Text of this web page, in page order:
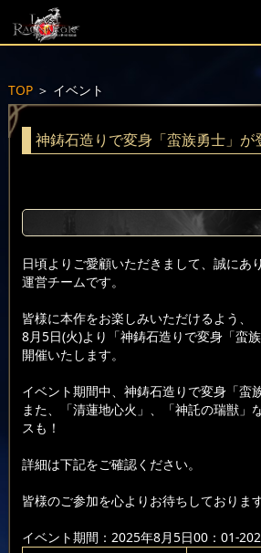
TOP＞ イベント
神鋳石造りで変身「蛮族勇士」が
日頃よりご愛顧いただきまして、誠にあ
運営チームです。
皆様に本作をお楽しみいただけるよう、
8月5日(火)より「神鋳石造りで変身「蛮
開催いたします。
イベント期間中、神鋳石造りで変身「蛮
また、「清蓮地心火」、「神託の瑞獣」
スも！
詳細は下記をご確認ください。
皆様のご参加を心よりお待ちしております
イベント期間：2025年8月5日00：01-